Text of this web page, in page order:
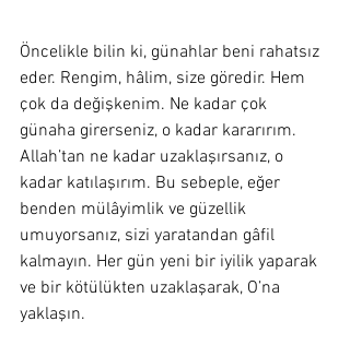
Öncelikle bilin ki, günahlar beni rahatsız
eder. Rengim, hâlim, size göredir. Hem
çok da değişkenim. Ne kadar çok
günaha girerseniz, o kadar kararırım.
Allah’tan ne kadar uzaklaşırsanız, o
kadar katılaşırım. Bu sebeple, eğer
benden mülâyimlik ve güzellik
umuyorsanız, sizi yaratandan gâfil
kalmayın. Her gün yeni bir iyilik yaparak
ve bir kötülükten uzaklaşarak, O’na
yaklaşın.